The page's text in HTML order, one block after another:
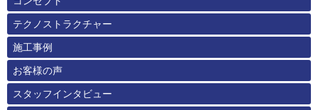
テクノストラクチャー
施工事例
お客様の声
スタッフインタビュー